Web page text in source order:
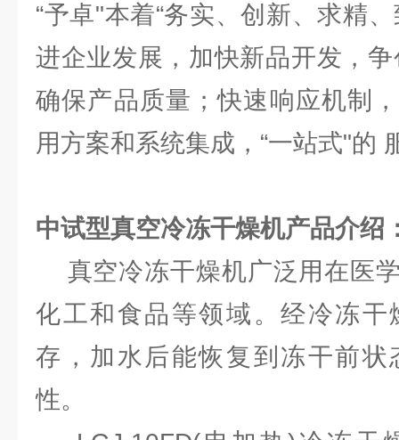
“予卓"本着“务实、创新、求精
进企业发展，加快新品开发，
确保产品质量；快速响应机制
用方案和系统集成，“一站式"的
中试型真空冷冻干燥机产品介绍
真空冷冻干燥机广泛用在医
化工和食品等领域。经冷冻干
存，加水后能恢复到冻干前状
性。